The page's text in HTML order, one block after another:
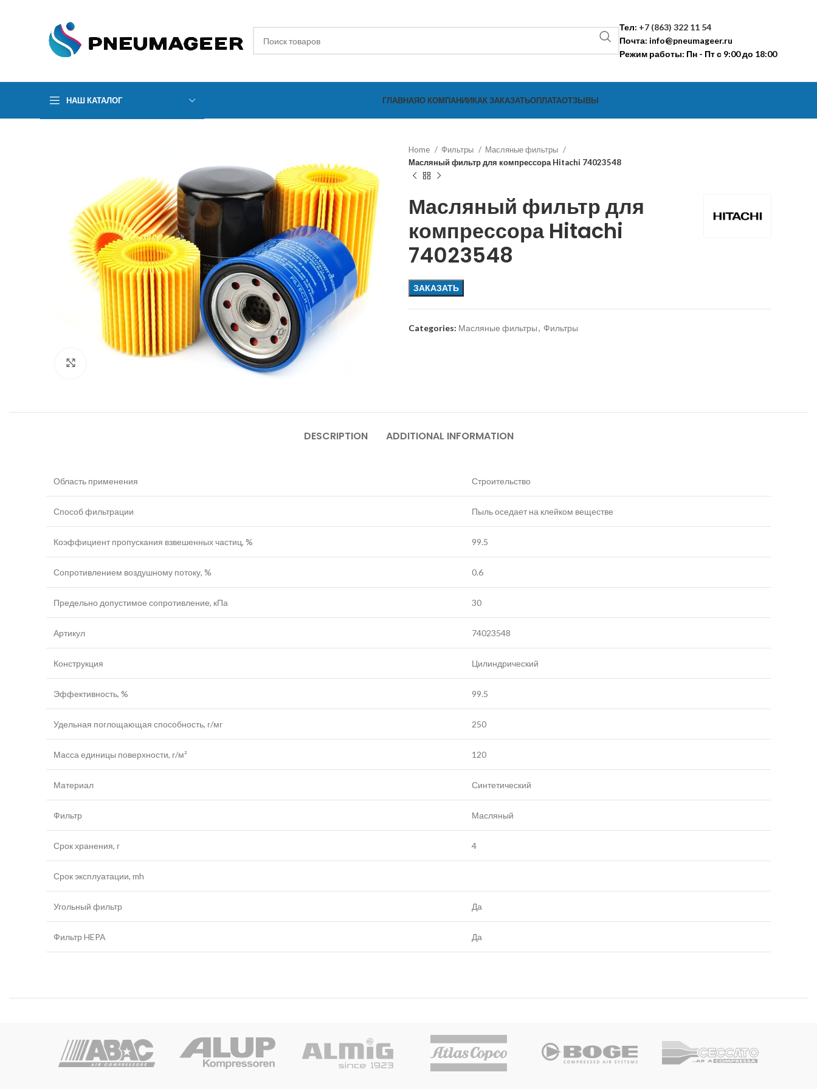
Тел: +7 (863) 322 11 54
Почта: info@pneumageer.ru
Режим работы: Пн - Пт с 9:00 до 18:00
НАШ КАТАЛОГ ГЛАВНАЯО КОМПАНИИКАК ЗАКАЗАТЬОПЛАТАОТЗЫВЫ
Home Фильтры
Масляные фильтры
Масляный фильтр для компрессора Hitachi 74023548
Масляный фильтр для
компрессора Hitachi
74023548
ЗАКАЗАТЬ
Categories: Масляные фильтры, Фильтры
DESCRIPTION ADDITIONAL INFORMATION
Область применения Строительство
Способ фильтрации Пыль оседает на клейком веществе
Коэффициент пропускания взвешенных частиц, % 99.5
Сопротивлением воздушному потоку, % 0.6
Предельно допустимое сопротивление, кПа 30
Артикул 74023548
Конструкция Цилиндрический
Эффективность, % 99.5
Удельная поглощающая способность, г/мг 250
Масса единицы поверхности, г/м² 120
Материал Синтетический
Фильтр Масляный
Срок хранения, г 4
Срок эксплуатации, mh
Угольный фильтр Да
Фильтр HEPA Да